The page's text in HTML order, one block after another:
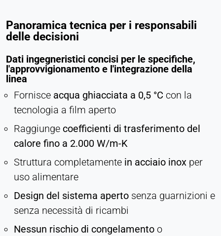
Panoramica tecnica per i responsabili
delle decisioni
Dati ingegneristici concisi per le specifiche,
l'approvvigionamento e l'integrazione della
linea
Fornisce acqua ghiacciata a 0,5 °C con la
tecnologia a film aperto
Raggiunge coefficienti di trasferimento del
calore fino a 2.000 W/m-K
Struttura completamente in acciaio inox per
uso alimentare
Design del sistema aperto senza guarnizioni e
senza necessità di ricambi
Nessun rischio di congelamento o